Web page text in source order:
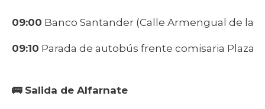
09:00 Banco Santander (Calle Armengual de la
09:10 Parada de autobús frente comisaria Plaza
🚌 Salida de Alfarnate